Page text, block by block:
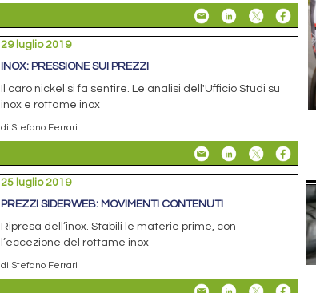
29 luglio 2019
INOX: PRESSIONE SUI PREZZI
Il caro nickel si fa sentire. Le analisi dell'Ufficio Studi su
inox e rottame inox
di Stefano Ferrari
25 luglio 2019
PREZZI SIDERWEB: MOVIMENTI CONTENUTI
Ripresa dell’inox. Stabili le materie prime, con
l’eccezione del rottame inox
di Stefano Ferrari